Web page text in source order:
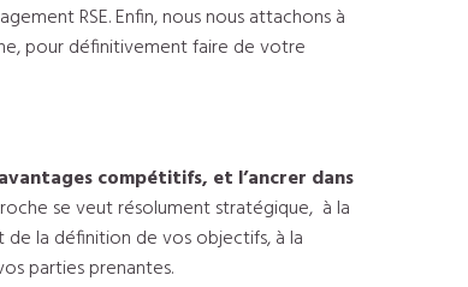
RSE. Enfin, nous nous attachons à
pour définitivement faire de votre
compétitifs, et l’ancrer dans
se veut résolument stratégique, à la
la définition de vos objectifs, à la
parties prenantes.